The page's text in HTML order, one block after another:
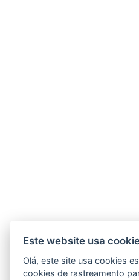
Este website usa
Olá, este site usa cookies
cookies de rastreamento